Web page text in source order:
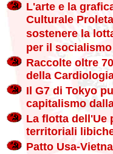
L'arte e la
Culturale
sostenere la
per il socialismo
Raccolte oltre
della
Il G7 di Tokyo
capitalismo
La flotta dell'Ue
territoriali
Patto Usa-